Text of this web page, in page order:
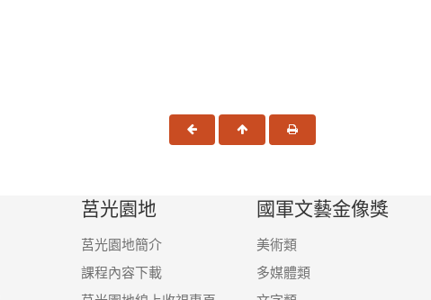
上一頁 回頂端 友善列印
莒光園地
莒光園地簡介
課程內容下載
國軍文藝金像獎
美術類
多媒體類